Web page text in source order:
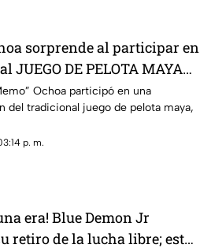
sorprende al participar en
JUEGO DE PELOTA MAYA
de Yucatán
Ochoa participó en una
del tradicional juego de pelota maya,
p. m.
era! Blue Demon Jr
retiro de la lucha libre; esta